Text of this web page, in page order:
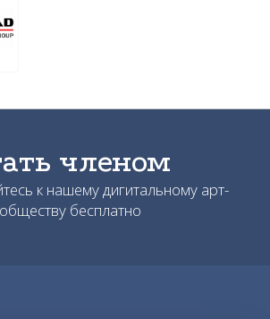
членом
к нашему дигитальному арт-
обществу бесплатно